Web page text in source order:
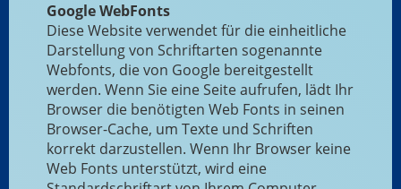
Google WebFonts
Diese Website verwendet für die einheitliche
Darstellung von Schriftarten sogenannte
Webfonts, die von Google bereitgestellt
werden. Wenn Sie eine Seite aufrufen, lädt Ihr
Browser die benötigten Web Fonts in seinen
Browser-Cache, um Texte und Schriften
korrekt darzustellen. Wenn Ihr Browser keine
Web Fonts unterstützt, wird eine